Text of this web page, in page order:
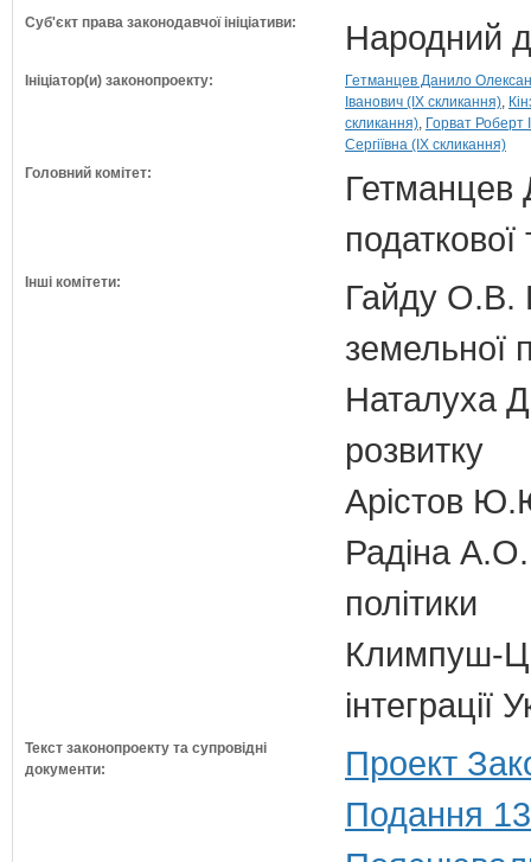
Суб'єкт права законодавчої ініціативи: Народний
Ініціатор(и) законопроекту:
Гетманцев Данило
Іванович (IX скликання)
скликання) Горват Роберт
Сергіївна (IX скликання)
Головний комітет:
Гетманцев
податкової
Інші комітети:
Гайду О.В.
земельної
Наталуха
розвитку
Арістов
Радіна А.О.
політики
Климпуш-
Текст законопроекту та супровідні
документи:
Проект
Подання